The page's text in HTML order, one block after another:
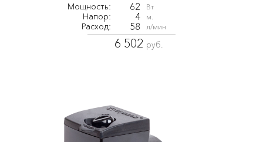
Мощность: 62 Вт
Напор: 4 м.
Расход: 58 л/мин
6 502 руб.